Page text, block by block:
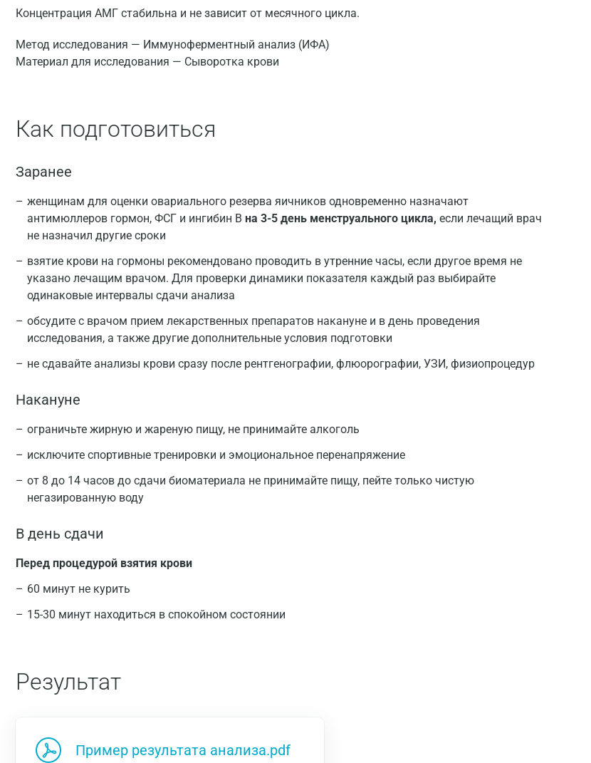
Концентрация АМГ стабильна и не зависит от месячного цикла.
Метод исследования — Иммуноферментный анализ (ИФА)
Материал для исследования — Сыворотка крови
Как подготовиться
Заранее
женщинам для оценки овариального резерва яичников одновременно назначают
антимюллеров гормон, ФСГ и ингибин B на 3-5 день менструального цикла, если лечащий врач
не назначил другие сроки
взятие крови на гормоны рекомендовано проводить в утренние часы, если другое время не
указано лечащим врачом. Для проверки динамики показателя каждый раз выбирайте
одинаковые интервалы сдачи анализа
обсудите с врачом прием лекарственных препаратов накануне и в день проведения
исследования, а также другие дополнительные условия подготовки
не сдавайте анализы крови сразу после рентгенографии, флюорографии, УЗИ, физиопроцедур
Накануне
ограничьте жирную и жареную пищу, не принимайте алкоголь
исключите спортивные тренировки и эмоциональное перенапряжение
от 8 до 14 часов до сдачи биоматериала не принимайте пищу, пейте только чистую
негазированную воду
В день сдачи
Перед процедурой взятия крови
60 минут не курить
15-30 минут находиться в спокойном состоянии
Результат
Пример результата анализа.pdf